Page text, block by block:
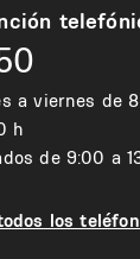
a viernes de
h
de 9:00 a
los